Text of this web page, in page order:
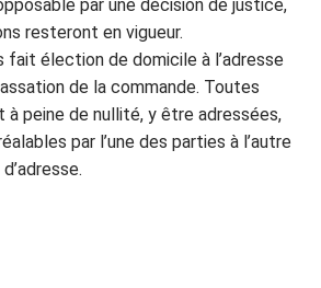
par une décision de justice,
resteront en vigueur.
fait élection de domicile à l’adresse
de la commande. Toutes
à peine de nullité, y être adressées,
les par l’une des parties à l’autre